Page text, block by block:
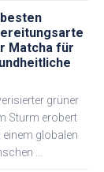
Matcha für
grüner
Sturm erobert
globalen
…